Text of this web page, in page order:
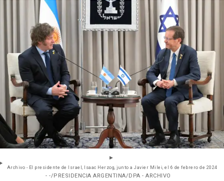
Archivo - El presidente de Israel, Isaac Herzog, junto a Javier Milei, el 6 de febrero de 2024
- -/PRESIDENCIA ARGENTINA/DPA - ARCHIVO